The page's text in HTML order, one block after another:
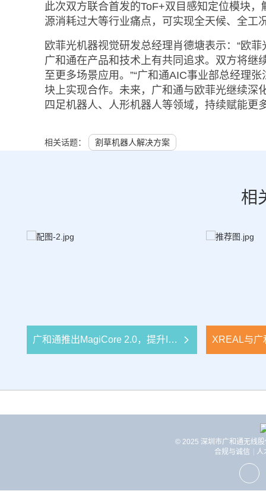
此次双方联合首发的ToF+双目感知定位模块
源消耗过大等行业痛点，可实现全天候、全工
欧菲光机器视觉研发总经理肖德塘表示： “欧菲
广和通在产品和技术上有共同追求。双方将继
至更多场景应用。”“广和通AIC事业部总经理
块上实现合作。未来，广和通与欧菲光继续深
四足机器人、人形机器人等领域，持续赋能更
相关话题： 割草机器人解决方案
相
广和通推出MagiCore 2.0，提升IP Agent定制体验
© 2025 深圳市广和通无线
合规与诚信
人